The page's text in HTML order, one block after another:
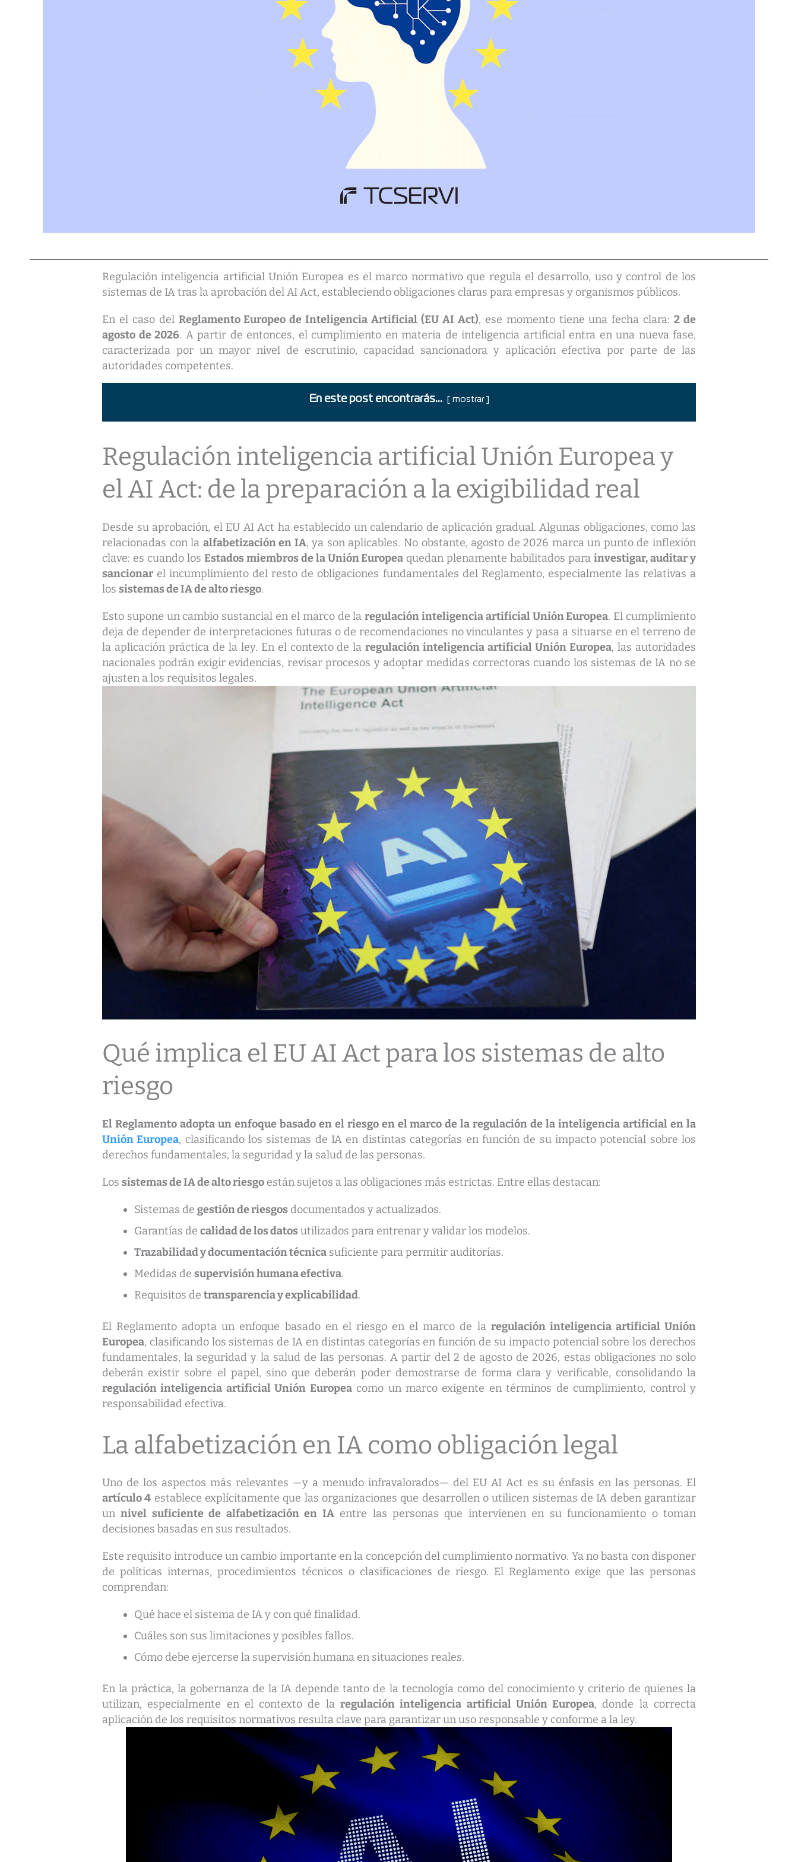
Regulación inteligencia artificial Unión Europea es el marco normativo que regula el desarrollo, uso y control de los
sistemas de IA tras la aprobación del AI Act, estableciendo obligaciones claras para empresas y organismos públicos.
En el caso del Reglamento Europeo de Inteligencia Artificial (EU AI Act), ese momento tiene una fecha clara:2 de
agosto de 2026. A partir de entonces, el cumplimiento en materia de inteligencia artificial entra en una nueva fase,
caracterizada por un mayor nivel de escrutinio, capacidad sancionadora y aplicación efectiva por parte de las
autoridades competentes.
En este post encontrarás... mostrar
Regulación inteligencia artificial Unión Europea y
el AI Act: de la preparación a la exigibilidad real
Desde su aprobación, el EU AI Act ha establecido un calendario de aplicación gradual. Algunas obligaciones, como las
relacionadas con la alfabetización en IA, ya son aplicables. No obstante, agosto de 2026 marca un punto de inflexión
clave: es cuando los Estados miembros de la Unión Europea quedan plenamente habilitados parainvestigar, auditar y
sancionar el incumplimiento del resto de obligaciones fundamentales del Reglamento, especialmente las relativas a
los sistemas de IA de alto riesgo.
Esto supone un cambio sustancial en el marco de laregulación inteligencia artificial Unión Europea. El cumplimiento
deja de depender de interpretaciones futuras o de recomendaciones no vinculantes y pasa a situarse en el terreno de
la aplicación práctica de la ley. En el contexto de laregulación inteligencia artificial Unión Europea, las autoridades
nacionales podrán exigir evidencias, revisar procesos y adoptar medidas correctoras cuando los sistemas de IA no se
ajusten a los requisitos legales.
Qué implica el EU AI Act para los sistemas de alto
riesgo
El Reglamento adopta un enfoque basado en el riesgo en el marco de la regulación de la inteligencia artificial en la
Unión Europea, clasificando los sistemas de IA en distintas categorías en función de su impacto potencial sobre los
derechos fundamentales, la seguridad y la salud de las personas.
Los sistemas de IA de alto riesgo están sujetos a las obligaciones más estrictas. Entre ellas destacan:
Sistemas de gestión de riesgos documentados y actualizados.
Garantías de calidad de los datosutilizados para entrenar y validar los modelos.
Trazabilidad y documentación técnica suficiente para permitir auditorías.
Medidas de supervisión humana efectiva.
Requisitos de transparencia y explicabilidad.
El Reglamento adopta un enfoque basado en el riesgo en el marco de la regulación inteligencia artificial Unión
Europea, clasificando los sistemas de IA en distintas categorías en función de su impacto potencial sobre los derechos
fundamentales, la seguridad y la salud de las personas. A partir del 2 de agosto de 2026, estas obligaciones no solo
deberán existir sobre el papel, sino que deberán poder demostrarse de forma clara y verificable, consolidando la
regulación inteligencia artificial Unión Europeacomo un marco exigente en términos de cumplimiento, control y
responsabilidad efectiva.
La alfabetización en IA como obligación legal
Uno de los aspectos más relevantes —y a menudo infravalorados— del EU AI Act es su énfasis en las personas. El
artículo 4 establece explícitamente que las organizaciones que desarrollen o utilicen sistemas de IA deben garantizar
unnivel suficiente de alfabetización en IAentre las personas que intervienen en su funcionamiento o toman
decisiones basadas en sus resultados.
Este requisito introduce un cambio importante en la concepción del cumplimiento normativo. Ya no basta con disponer
de políticas internas, procedimientos técnicos o clasificaciones de riesgo. El Reglamento exige que las personas
comprendan:
Qué hace el sistema de IA y con qué finalidad.
Cuáles son sus limitaciones y posibles fallos.
Cómo debe ejercerse la supervisión humana en situaciones reales.
En la práctica, la gobernanza de la IA depende tanto de la tecnología como del conocimiento y criterio de quienes la
utilizan, especialmente en el contexto de la regulación inteligencia artificial Unión Europea, donde la correcta
aplicación de los requisitos normativos resulta clave para garantizar un uso responsable y conforme a la ley.